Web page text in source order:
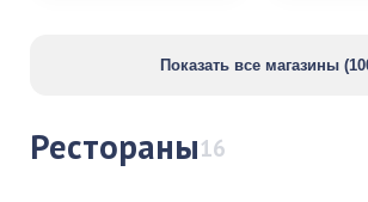
Показать все магазины
Рестораны16